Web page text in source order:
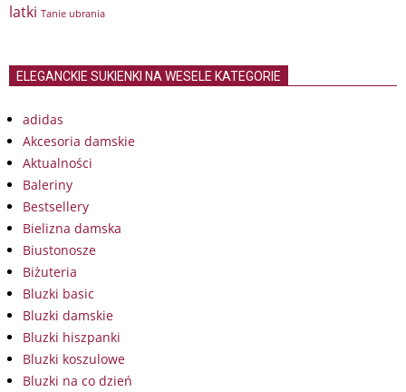
latki Tanie ubrania
ELEGANCKIE SUKIENKI NA WESELE KATEGORIE
adidas
Akcesoria damskie
Aktualności
Baleriny
Bestsellery
Bielizna damska
Biustonosze
Biżuteria
Bluzki basic
Bluzki damskie
Bluzki hiszpanki
Bluzki koszulowe
Bluzki na co dzień